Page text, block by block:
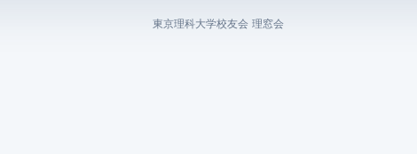
東京理科大学校友会 理窓会